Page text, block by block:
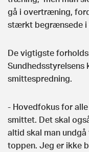
gå i overtræning,
stærkt begrænsede i
De vigtigste
Sundhedsstyrelsens
smittespredning.
- Hovedfokus for
smittet. Det skal
altid skal man
toppen. Jeg er ikke